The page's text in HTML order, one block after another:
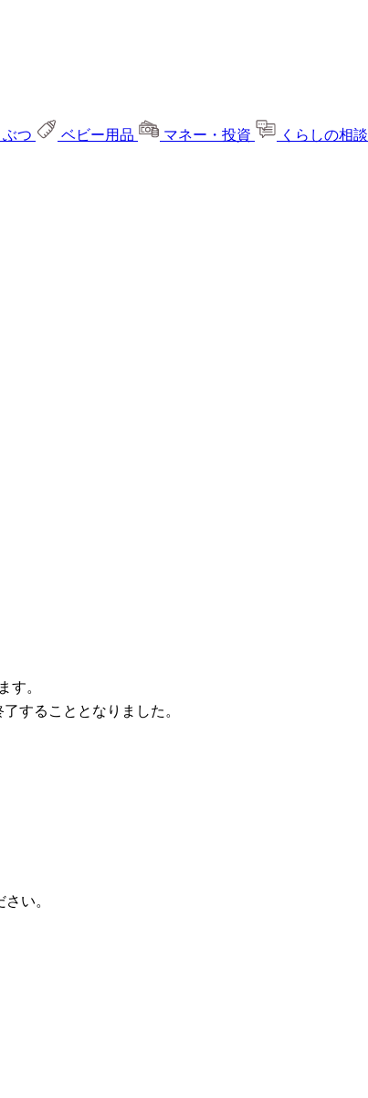
ぶつ ベビー用品 マネー・投資 くらしの相談
す。
することとなりました。
い。